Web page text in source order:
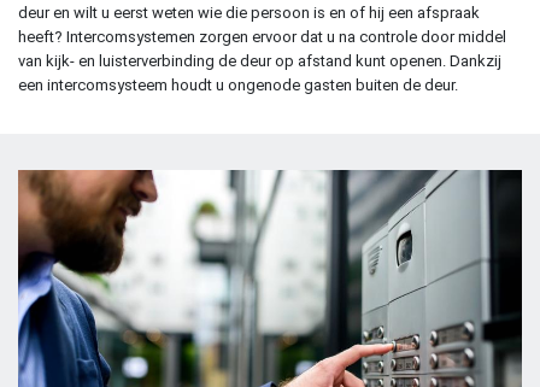
deur en wilt u eerst weten wie die persoon is en of hij een afspraak
heeft? Intercomsystemen zorgen ervoor dat u na controle door middel
van kijk- en luisterverbinding de deur op afstand kunt openen. Dankzij
een intercomsysteem houdt u ongenode gasten buiten de deur.